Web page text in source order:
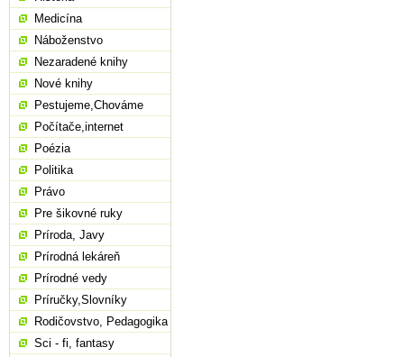
Medicína
Náboženstvo
Nezaradené knihy
Nové knihy
Pestujeme,Chováme
Počítače,internet
Poézia
Politika
Právo
Pre šikovné ruky
Príroda, Javy
Prírodná lekáreň
Prírodné vedy
Príručky,Slovníky
Rodičovstvo, Pedagogika
Sci - fi, fantasy